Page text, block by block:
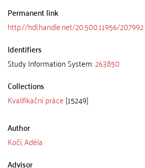
Permanent link
http://hdl.handle.net/20.500.11956/207992
Identifiers
Study Information System:263850
Collections
Kvalifikační práce [15249]
Author
Kočí, Adéla
Advisor